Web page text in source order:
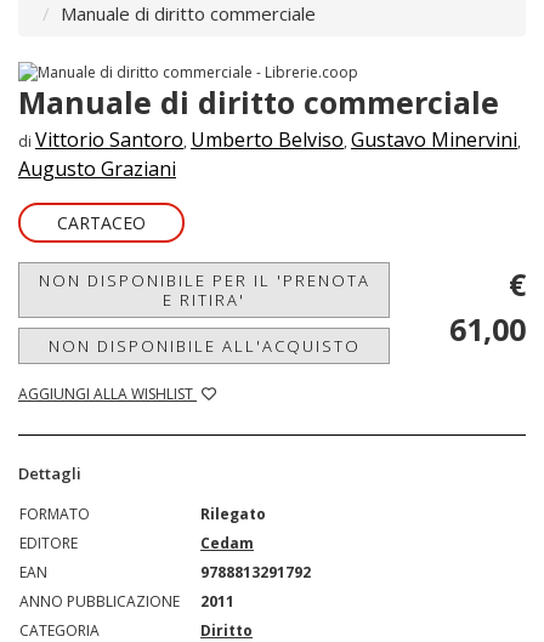
Manuale di diritto commerciale
Manuale di diritto commerciale
di Vittorio Santoro, Umberto Belviso, Gustavo Minervini,
Augusto Graziani
CARTACEO
NON DISPONIBILE PER IL 'PRENOTA
E RITIRA'
NON DISPONIBILE ALL'ACQUISTO
AGGIUNGI ALLA WISHLIST
€
61,00
Dettagli
FORMATO
Rilegato
EDITORE
Cedam
EAN
9788813291792
ANNO PUBBLICAZIONE
2011
CATEGORIA
Diritto